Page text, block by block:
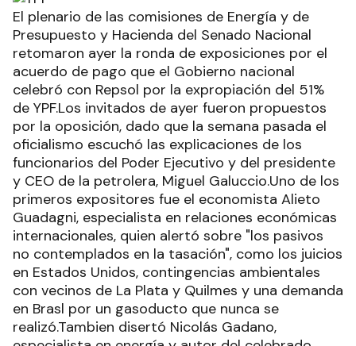
El plenario de las comisiones de Energía y de
Presupuesto y Hacienda del Senado Nacional
retomaron ayer la ronda de exposiciones por el
acuerdo de pago que el Gobierno nacional
celebró con Repsol por la expropiación del 51%
de YPF.Los invitados de ayer fueron propuestos
por la oposición, dado que la semana pasada el
oficialismo escuchó las explicaciones de los
funcionarios del Poder Ejecutivo y del presidente
y CEO de la petrolera, Miguel Galuccio.Uno de los
primeros expositores fue el economista Alieto
Guadagni, especialista en relaciones económicas
internacionales, quien alertó sobre "los pasivos
no contemplados en la tasación", como los juicios
en Estados Unidos, contingencias ambientales
con vecinos de La Plata y Quilmes y una demanda
en Brasl por un gasoducto que nunca se
realizó.Tambien disertó Nicolás Gadano,